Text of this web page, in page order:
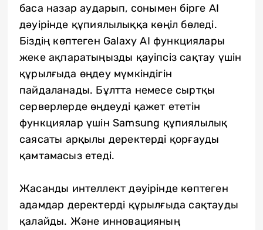
баса назар аударып, сонымен бірге AI
дәуірінде құпиялылыққа көңіл бөледі.
Біздің көптеген Galaxy AI функциялары
жеке ақпаратыңызды қауіпсіз сақтау үшін
құрылғыда өңдеу мүмкіндігін
пайдаланады. Бұлтта немесе сыртқы
серверлерде өңдеуді қажет ететін
функциялар үшін Samsung құпиялылық
саясаты арқылы деректерді қорғауды
қамтамасыз етеді.
Жасанды интеллект дәуірінде көптеген
адамдар деректерді құрылғыда сақтауды
қалайды. Және инновацияның